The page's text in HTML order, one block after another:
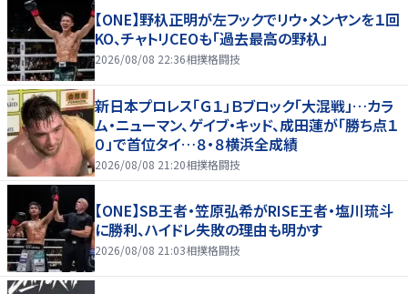
【ONE】野杁正明が左フックでリウ・メンヤンを１回
KO、チャトリCEOも「過去最高の野杁」
2026/08/08 22:36相撲格闘技
新日本プロレス「Ｇ１」Ｂブロック「大混戦」…カラ
ム・ニューマン、ゲイブ・キッド、成田蓮が「勝ち点１
０」で首位タイ…８・８横浜全成績
2026/08/08 21:20相撲格闘技
【ONE】SB王者・笠原弘希がRISE王者・塩川琉斗
に勝利、ハイドレ失敗の理由も明かす
2026/08/08 21:03相撲格闘技